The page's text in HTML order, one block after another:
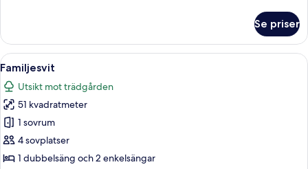
dubbelrum
Se priser
Öppna
alla
foton
för
Familjesvit
Ett hotellrum med en stor säng, ett
6
Familjesvit
Utsikt mot trädgården
51 kvadratmeter
1 sovrum
4 sovplatser
1 dubbelsäng och 2 enkelsängar